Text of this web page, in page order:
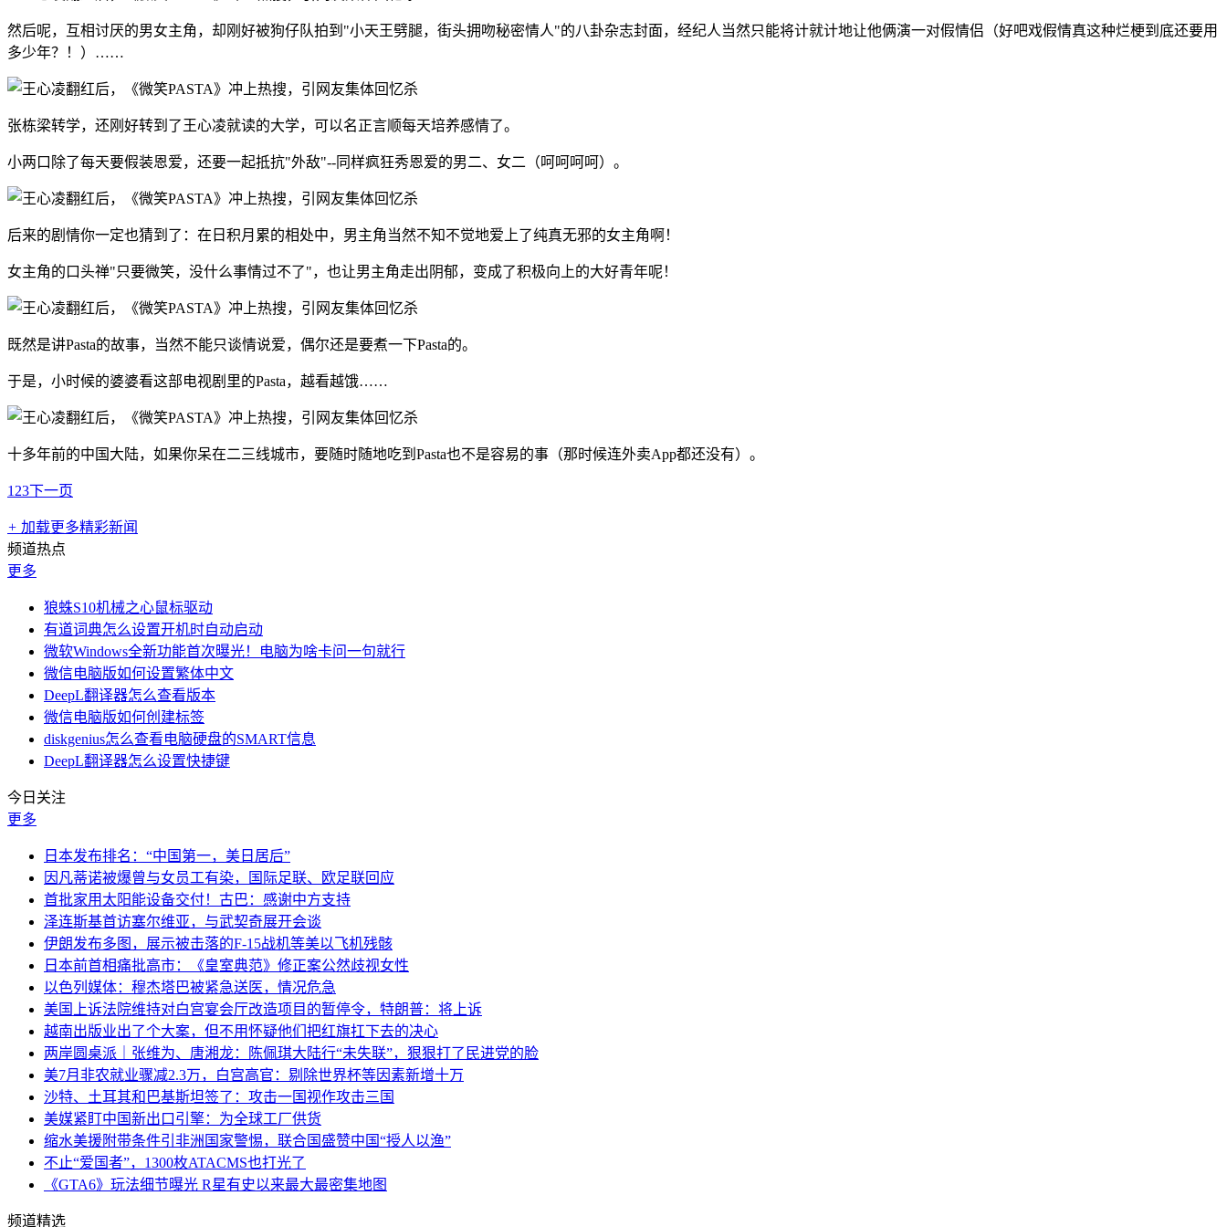
然后呢，互相讨厌的男女主角，却刚好被狗仔队拍到"小天王劈腿，街头拥吻秘密情人"的八卦杂志封面，经纪人当然只能将计就计地让他俩演一对假情侣（好吧戏假情真这种烂梗到底还要用
多少年？！）……
张栋梁转学，还刚好转到了王心凌就读的大学，可以名正言顺每天培养感情了。
小两口除了每天要假装恩爱，还要一起抵抗"外敌"--同样疯狂秀恩爱的男二、女二（呵呵呵呵）。
后来的剧情你一定也猜到了：在日积月累的相处中，男主角当然不知不觉地爱上了纯真无邪的女主角啊！
女主角的口头禅"只要微笑，没什么事情过不了"，也让男主角走出阴郁，变成了积极向上的大好青年呢！
既然是讲Pasta的故事，当然不能只谈情说爱，偶尔还是要煮一下Pasta的。
于是，小时候的婆婆看这部电视剧里的Pasta，越看越饿……
十多年前的中国大陆，如果你呆在二三线城市，要随时随地吃到Pasta也不是容易的事（那时候连外卖App都还没有）。
1 23下一页
+ 加载更多精彩新闻
频道热点
更多
狼蛛S10机械之心鼠标驱动
有道词典怎么设置开机时自动启动
微软Windows全新功能首次曝光！电脑为啥卡问一句就行
微信电脑版如何设置繁体中文
DeepL翻译器怎么查看版本
微信电脑版如何创建标签
diskgenius怎么查看电脑硬盘的SMART信息
DeepL翻译器怎么设置快捷键
今日关注
更多
日本发布排名：“中国第一，美日居后”
因凡蒂诺被爆曾与女员工有染，国际足联、欧足联回应
首批家用太阳能设备交付！古巴：感谢中方支持
泽连斯基首访塞尔维亚，与武契奇展开会谈
伊朗发布多图，展示被击落的F-15战机等美以飞机残骸
日本前首相痛批高市：《皇室典范》修正案公然歧视女性
以色列媒体：穆杰塔巴被紧急送医，情况危急
美国上诉法院维持对白宫宴会厅改造项目的暂停令，特朗普：将上诉
越南出版业出了个大案，但不用怀疑他们把红旗扛下去的决心
两岸圆桌派｜张维为、唐湘龙：陈佩琪大陆行“未失联”，狠狠打了民进党的脸
美7月非农就业骤减2.3万，白宫高官：剔除世界杯等因素新增十万
沙特、土耳其和巴基斯坦签了：攻击一国视作攻击三国
美媒紧盯中国新出口引擎：为全球工厂供货
缩水美援附带条件引非洲国家警惕，联合国盛赞中国“授人以渔”
不止“爱国者”，1300枚ATACMS也打光了
《GTA6》玩法细节曝光 R星有史以来最大最密集地图
频道精选